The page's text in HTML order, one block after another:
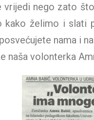
nego zato
želimo i slati
nama i
naša volonterka